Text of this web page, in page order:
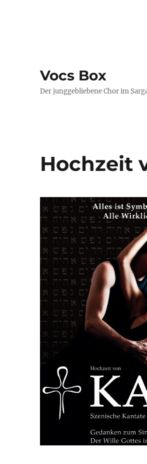
Vocs Box
Der junggebliebene Chor im
Hochzeit